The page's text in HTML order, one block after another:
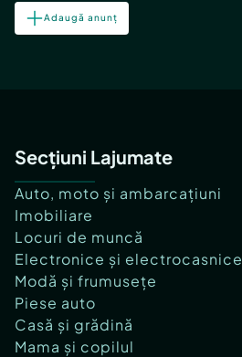
Adaugă anunț
Secțiuni Lajumate
Auto, moto și ambarcațiuni
Imobiliare
Locuri de muncă
Electronice și electrocasnice
Modă și frumusețe
Piese auto
Casă și grădină
Mama și copilul